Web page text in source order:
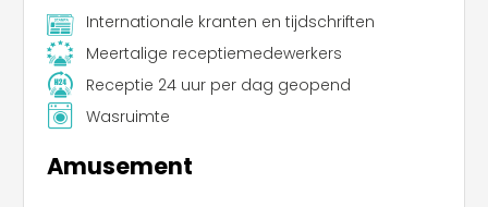
Internationale kranten en tijdschriften
Meertalige receptiemedewerkers
Receptie 24 uur per dag geopend
Wasruimte
Amusement